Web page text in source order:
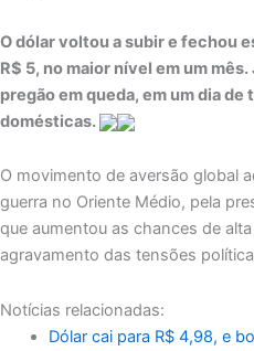
O dólar voltou a subir e fechou
R$ 5, no maior nível em um
pregão em queda, em um dia
domésticas.
O movimento de aversão global
guerra no Oriente Médio, pela
que aumentou as chances de
agravamento das tensões
Notícias relacionadas:
Dólar cai para R$ 4,98, e